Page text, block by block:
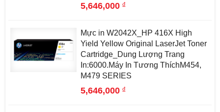
5,646,000đ
Mực in W2042X_HP 416X High
Yield Yellow Original LaserJet Toner
Cartridge_Dung Lượng Trang
In:6000.Máy In Tương ThíchM454,
M479 SERIES
5,646,000đ